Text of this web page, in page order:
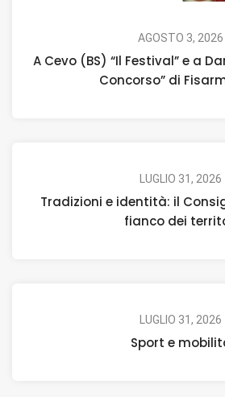
AGOSTO 3, 2026
A Cevo (BS) “Il Festival” e a
Concorso” di
LUGLIO 31, 2026
Tradizioni e identità: il
fianco dei
LUGLIO 31, 2026
Sport e